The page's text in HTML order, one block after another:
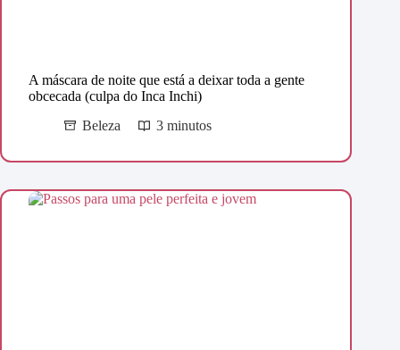
A máscara de noite que está a deixar toda a gente
obcecada (culpa do Inca Inchi)
Beleza
3 minutos